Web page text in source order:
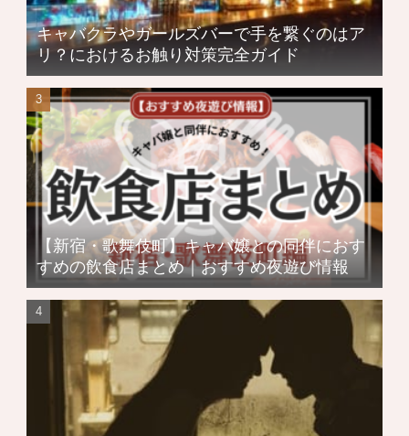
キャバクラやガールズバーで手を繋ぐのはア
リ？におけるお触り対策完全ガイド
【新宿・歌舞伎町】キャバ嬢との同伴におす
すめの飲食店まとめ｜おすすめ夜遊び情報